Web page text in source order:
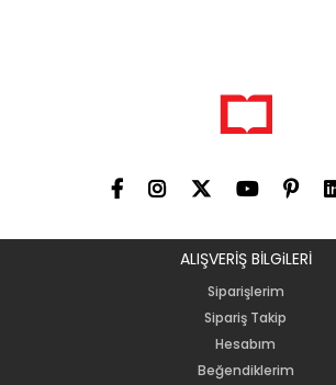
ALIŞVERİŞ BİLGiLERİ
Siparişlerim
Sipariş Takip
Hesabım
Beğendiklerim